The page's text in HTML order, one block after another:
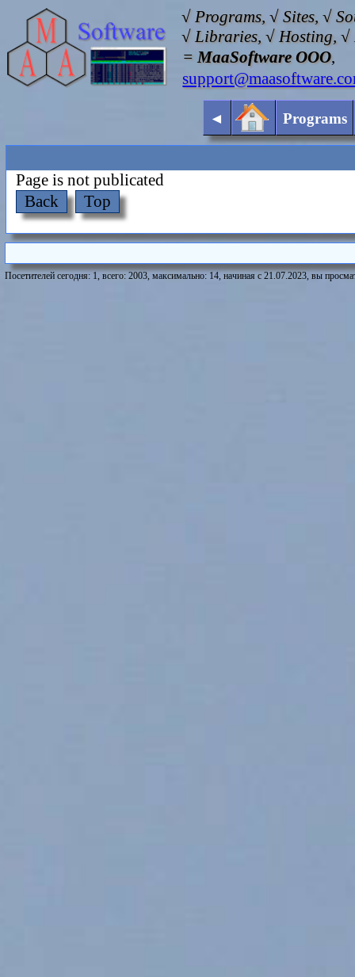
√ Programs, √ Sites, √
√ Libraries, √ Hosting, √
=MaaSoftware OOO,
◄ Programs
Page is not publicated
Back
Top
Посетителей сегодня: 1, всего: 2003, максимально: 14, начиная с 21.07.2023, вы